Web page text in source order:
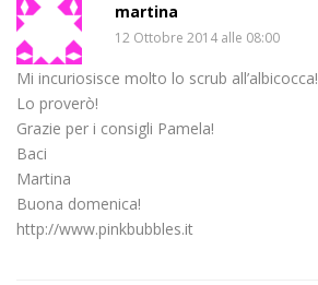
martina
12 Ottobre 2014 alle 08:00
Mi incuriosisce molto lo scrub all’albicocca!
Lo proverò!
Grazie per i consigli Pamela!
Baci
Martina
Buona domenica!
http://www.pinkbubbles.it